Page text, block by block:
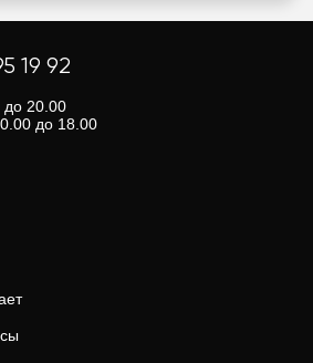
19 92
до 20.00
до 18.00